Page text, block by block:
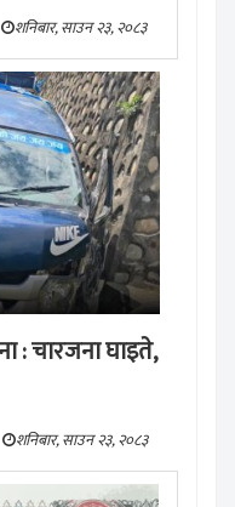
शनिबार, साउन २३, २०८३
: चारजना घाइते,
शनिबार, साउन २३, २०८३